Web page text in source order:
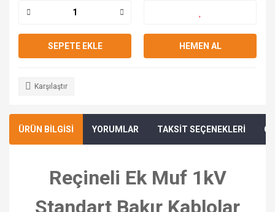
SEPETE EKLE HEMEN AL
Karşılaştır
ÜRÜN BİLGİSİ YORUMLAR TAKSİT SEÇENEKLERİ
Reçineli Ek Muf 1kV
Standart Bakır Kablolar